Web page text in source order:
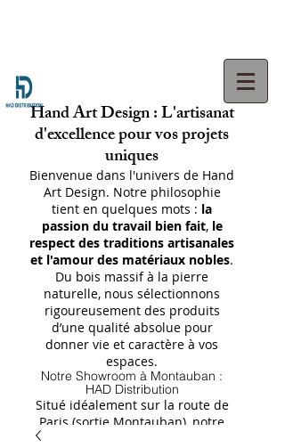
Hand Art Design : L'artisanat
d'excellence pour vos projets
uniques
Bienvenue dans l'univers de Hand
Art Design. Notre philosophie
tient en quelques mots : la
passion du travail bien fait, le
respect des traditions artisanales
et l'amour des matériaux nobles.
Du bois massif à la pierre
naturelle, nous sélectionnons
rigoureusement des produits
d’une qualité absolue pour
donner vie et caractère à vos
espaces.
Notre Showroom à Montauban :
HAD Distribution
Situé idéalement sur la route de
Paris (sortie Montauban), notre
showroom HAD Distribution est